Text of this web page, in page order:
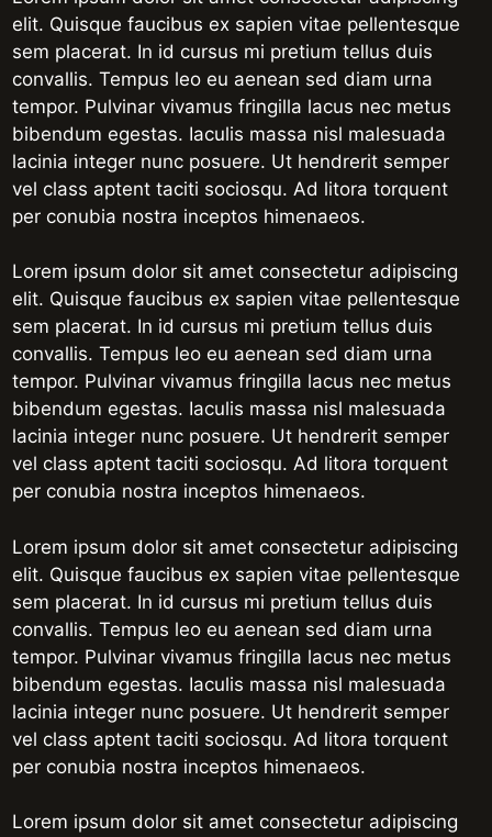
elit. Quisque faucibus ex sapien vitae pellentesque
sem placerat. In id cursus mi pretium tellus duis
convallis. Tempus leo eu aenean sed diam urna
tempor. Pulvinar vivamus fringilla lacus nec metus
bibendum egestas. Iaculis massa nisl malesuada
lacinia integer nunc posuere. Ut hendrerit semper
vel class aptent taciti sociosqu. Ad litora torquent
per conubia nostra inceptos himenaeos.
Lorem ipsum dolor sit amet consectetur adipiscing
elit. Quisque faucibus ex sapien vitae pellentesque
sem placerat. In id cursus mi pretium tellus duis
convallis. Tempus leo eu aenean sed diam urna
tempor. Pulvinar vivamus fringilla lacus nec metus
bibendum egestas. Iaculis massa nisl malesuada
lacinia integer nunc posuere. Ut hendrerit semper
vel class aptent taciti sociosqu. Ad litora torquent
per conubia nostra inceptos himenaeos.
Lorem ipsum dolor sit amet consectetur adipiscing
elit. Quisque faucibus ex sapien vitae pellentesque
sem placerat. In id cursus mi pretium tellus duis
convallis. Tempus leo eu aenean sed diam urna
tempor. Pulvinar vivamus fringilla lacus nec metus
bibendum egestas. Iaculis massa nisl malesuada
lacinia integer nunc posuere. Ut hendrerit semper
vel class aptent taciti sociosqu. Ad litora torquent
per conubia nostra inceptos himenaeos.
Lorem ipsum dolor sit amet consectetur adipiscing